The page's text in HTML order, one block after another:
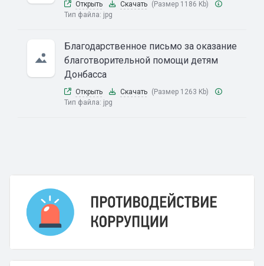
Открыть Скачать (Размер 1186 Kb)
Тип файла: jpg
Благодарственное письмо за оказание
благотворительной помощи детям
Донбасса
Открыть Скачать (Размер 1263 Kb)
Тип файла: jpg